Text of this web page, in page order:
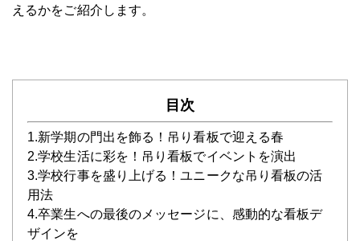
えるかをご紹介します。
目次
1.新学期の門出を飾る！吊り看板で迎える春
2.学校生活に彩を！吊り看板でイベントを演出
3.学校行事を盛り上げる！ユニークな吊り看板の活
用法
4.卒業生への最後のメッセージに、感動的な看板デ
ザインを